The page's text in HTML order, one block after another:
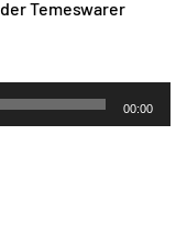
Temeswarer
00:00